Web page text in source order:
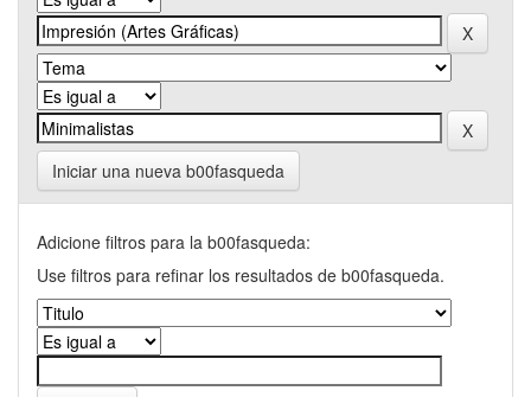
Iniciar una nueva b00fasqueda
Adicione filtros para la b00fasqueda:
Use filtros para refinar los resultados de b00fasqueda.